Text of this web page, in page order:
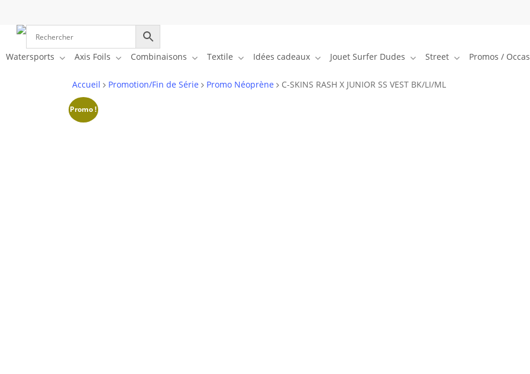
main
content
Watersports Axis Foils Combinaisons Textile Idées cadeaux Jouet Surfer Dudes Street Promos /
Cart
Accueil Promotion/Fin de Série Promo Néoprène C-SKINS RASH X JUNIOR SS VEST BK/LI/ML
Promo !